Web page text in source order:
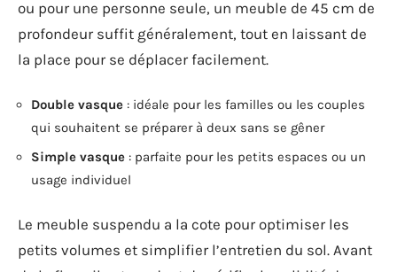
ou pour une personne seule, un meuble de 45 cm de
profondeur suffit généralement, tout en laissant de
la place pour se déplacer facilement.
Double vasque : idéale pour les familles ou les couples
qui souhaitent se préparer à deux sans se gêner
Simple vasque : parfaite pour les petits espaces ou un
usage individuel
Le meuble suspendu a la cote pour optimiser les
petits volumes et simplifier l’entretien du sol. Avant